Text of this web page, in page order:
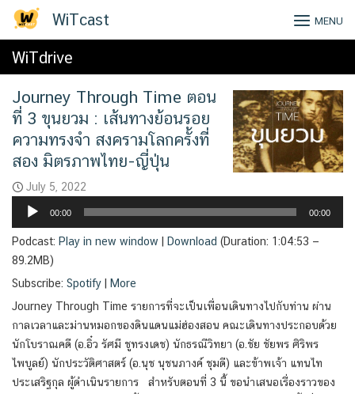
Skip
WiTcast MENU
WiTdrive
Journey Through Time ตอน
ที่ 3 ขุนยวม : เส้นทางย้อนรอย
ความทรงจำ สงครามโลกครั้งที่
สอง มิตรภาพไทย-ญี่ปุ่น
July 5, 2022
Audio
00:00 00:00
Podcast: Play in new window Download (Duration: 1:04:53 —
89.2MB)
Subscribe: Spotify
More
Journey Through Time รายการที่จะเป็นเพื่อนเดินทางไปกับท่าน ผ่าน
กาลเวลาและม่านหมอกของดินแดนแม่ฮ่องสอน คณะเดินทางประกอบด้วย
นักโบราณคดี (อ.อิ๋ว รัศมี ชูทรงเดช) นักธรณีวิทยา (อ.ชัย ชัยพร ศิริพร
ไพบูลย์) นักประวัติศาสตร์ (อ.นุช นุชนภางค์ ชุมดี) และข้าพเจ้า แทนไท
ประเสริฐกุล ผู้ดำเนินรายการ สำหรับตอนที่ 3 นี้ ขอนำเสนอเรื่องราวของ